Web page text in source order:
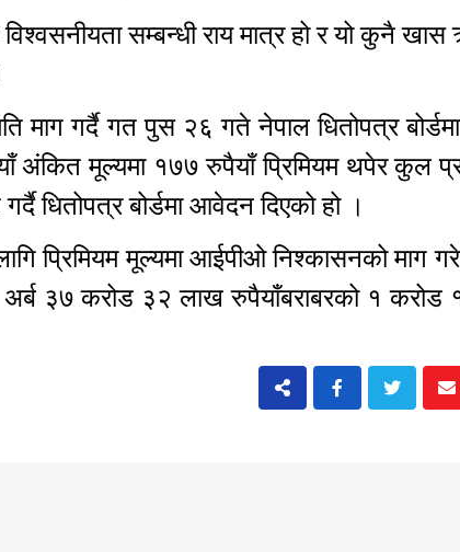
सम्बन्धी राय मात्र हो र यो कुनै
माग गर्दै गत पुस २६ गते नेपाल धितोपत्र
अंकित मूल्यमा १७७ रुपैयाँ प्रिमियम थपेर कुल
धितोपत्र बोर्डमा आवेदन दिएको हो ।
प्रिमियम मूल्यमा आईपीओ निश्कासनको माग
अर्ब ३७ करोड ३२ लाख रुपैयाँबराबरको १